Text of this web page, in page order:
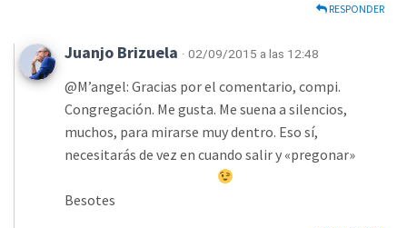
RESPONDER
Juanjo Brizuela · 02/09/2015 a las 12:48
@M’angel: Gracias por el comentario, compi.
Congregación. Me gusta. Me suena a silencios,
muchos, para mirarse muy dentro. Eso sí,
necesitarás de vez en cuando salir y «pregonar»
Besotes